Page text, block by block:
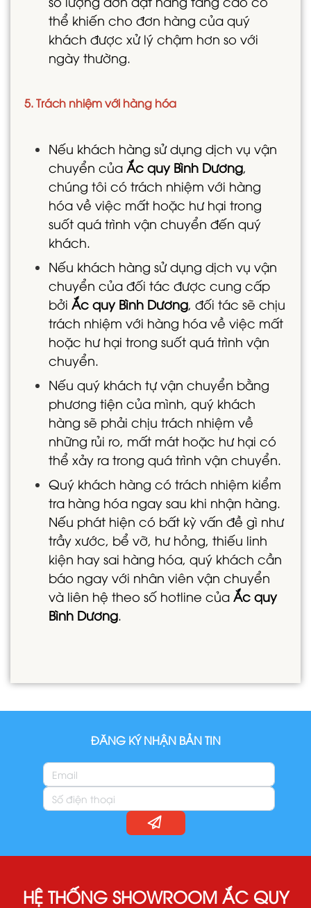
thể khiến cho đơn hàng của quý
khách được xử lý chậm hơn so với
ngày thường.
5. Trách nhiệm với hàng hóa
Nếu khách hàng sử dụng dịch vụ vận
chuyển của Ắc quy Bình Dương,
chúng tôi có trách nhiệm với hàng
hóa về việc mất hoặc hư hại trong
suốt quá trình vận chuyển đến quý
khách.
Nếu khách hàng sử dụng dịch vụ vận
chuyển của đối tác được cung cấp
bởi Ắc quy Bình Dương, đối tác sẽ chịu
trách nhiệm với hàng hóa về việc mất
hoặc hư hại trong suốt quá trình vận
chuyển.
Nếu quý khách tự vận chuyển bằng
phương tiện của mình, quý khách
hàng sẽ phải chịu trách nhiệm về
những rủi ro, mất mát hoặc hư hại có
thể xảy ra trong quá trình vận chuyển.
Quý khách hàng có trách nhiệm kiểm
tra hàng hóa ngay sau khi nhận hàng.
Nếu phát hiện có bất kỳ vấn đề gì như
trầy xước, bể vỡ, hư hỏng, thiếu linh
kiện hay sai hàng hóa, quý khách cần
báo ngay với nhân viên vận chuyển
và liên hệ theo số hotline của Ắc quy
Bình Dương.
ĐĂNG KÝ NHẬN BẢN TIN
HỆ THỐNG SHOWROOM ẮC QUY